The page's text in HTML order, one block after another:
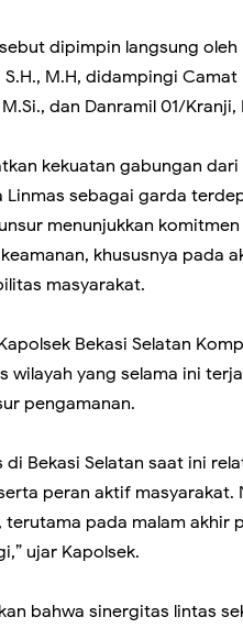
dipimpin langsung oleh
M.H, didampingi Camat
dan Danramil 01/
kekuatan gabungan dari
Linmas sebagai garda
menunjukkan
khususnya pada
masyarakat.
Bekasi Selatan
wilayah yang selama ini
pengamanan.
di Bekasi Selatan saat ini
peran aktif masyarakat.
pada malam akhir
ujar Kapolsek.
bahwa sinergitas lintas